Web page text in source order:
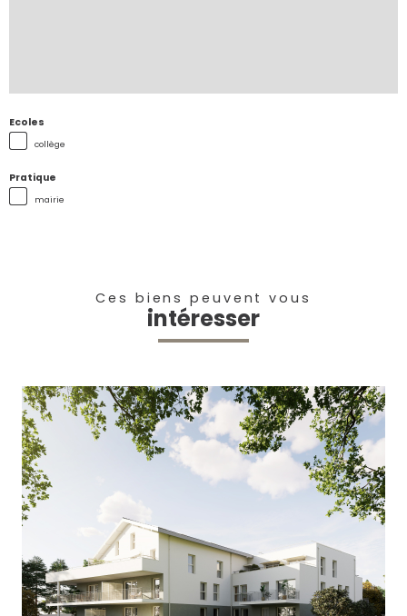
Ecoles
collège
Pratique
mairie
Ces biens peuvent vous
intéresser
voir le bien